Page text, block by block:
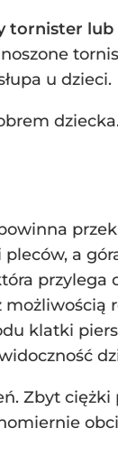
tornister lub
u dzieci.
a
przylega
klatki
Zbyt